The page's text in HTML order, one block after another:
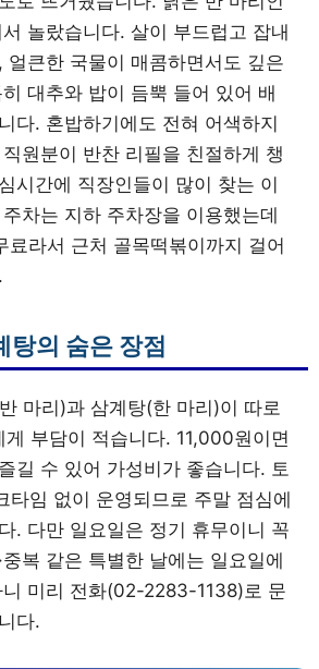
놀랐습니다. 살이 부드럽고 잡내
얼큰한 국물이 매콤하면서도 깊은
대추와 밥이 듬뿍 들어 있어 배
다. 혼밥하기에도 전혀 어색하지
원분이 반찬 리필을 친절하게 챙
시간에 직장인들이 많이 찾는 이
차는 지하 주차장을 이용했는데
료라서 근처 골목떡볶이까지 걸어
탕의 숨은 장점
마리)과 삼계탕(한 마리)이 따로
게 부담이 적습니다. 11,000원이면
길 수 있어 가성비가 좋습니다. 토
타임 없이 운영되므로 주말 점심에
. 다만 일요일은 정기 휴무이니 꼭
복 같은 특별한 날에는 일요일에
니 미리 전화(02-2283-1138)로 문
다.